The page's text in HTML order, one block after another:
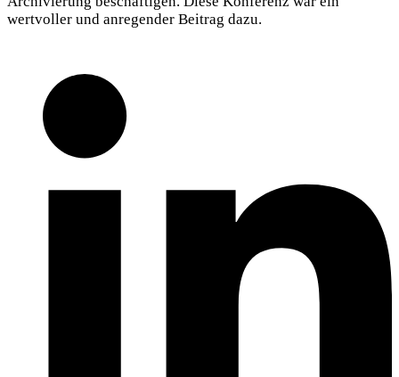
wertvoller und anregender Beitrag dazu.